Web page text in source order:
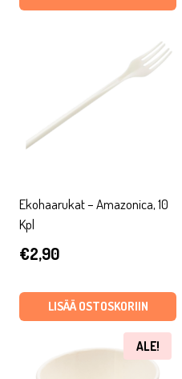
Ekohaarukat – Amazonica, 10
Kpl
€2,90
LISÄÄ OSTOSKORIIN
ALE!